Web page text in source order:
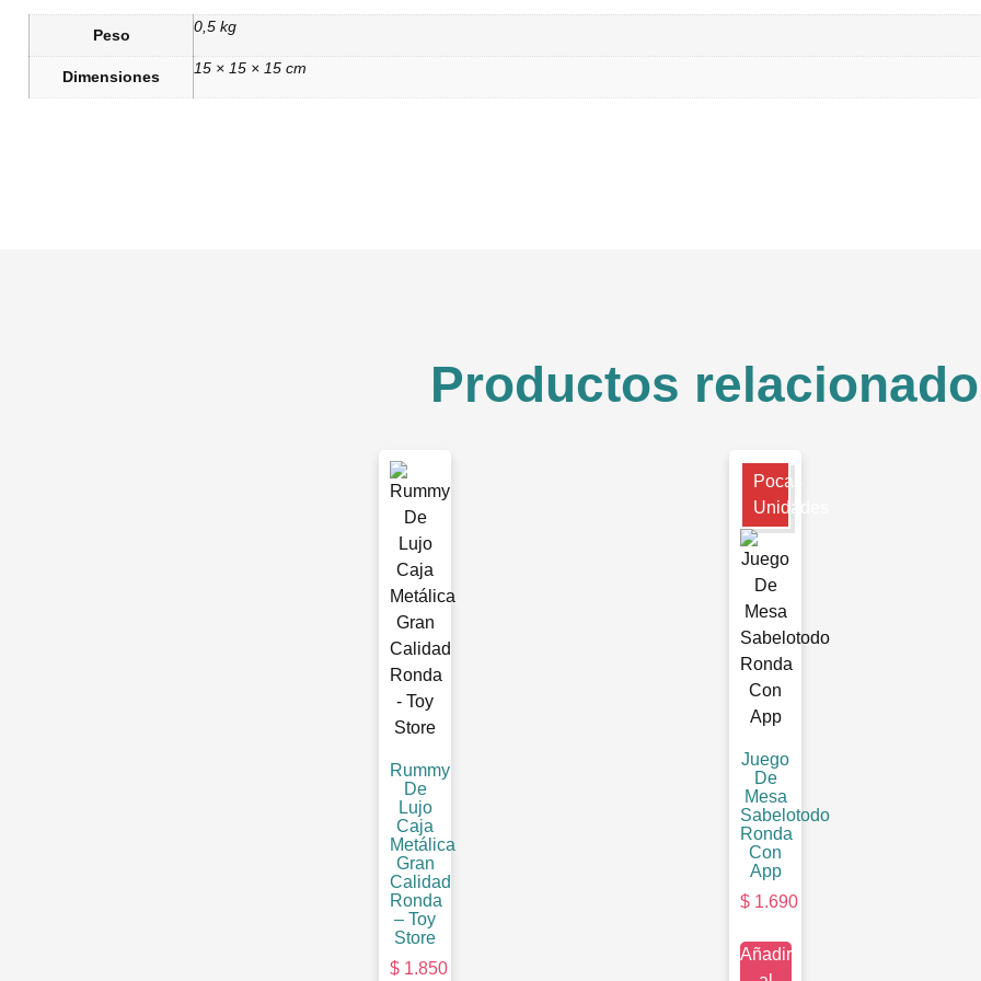
Peso 0,5 kg
Dimensiones 15 × 15 × 15 cm
Productos
Rummy
De
Lujo
Caja
Metálica
Gran
Calidad
Ronda
– Toy
Store
$ 1.850
Pocas
Unidades
Juego
De
Mesa
Sabelotodo
Ronda
Con
App
$ 1.690
Añadir